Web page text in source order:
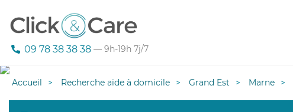
09 78 38 38 38 — 9h-19h 7j/7
Accueil Recherche aide à domicile Grand Est Marne